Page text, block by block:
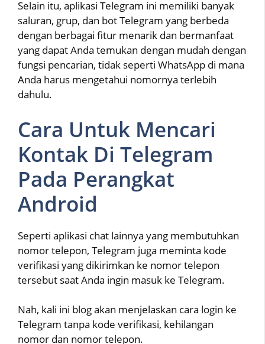
Selain itu, aplikasi Telegram ini memiliki banyak
saluran, grup, dan bot Telegram yang berbeda
dengan berbagai fitur menarik dan bermanfaat
yang dapat Anda temukan dengan mudah dengan
fungsi pencarian, tidak seperti WhatsApp di mana
Anda harus mengetahui nomornya terlebih
dahulu.
Cara Untuk Mencari
Kontak Di Telegram
Pada Perangkat
Android
Seperti aplikasi chat lainnya yang membutuhkan
nomor telepon, Telegram juga meminta kode
verifikasi yang dikirimkan ke nomor telepon
tersebut saat Anda ingin masuk ke Telegram.
Nah, kali ini blog akan menjelaskan cara login ke
Telegram tanpa kode verifikasi, kehilangan
nomor dan nomor telepon.